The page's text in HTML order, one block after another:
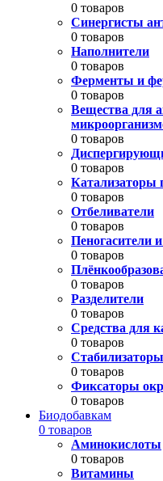
0 товаров
Синергисты
0 товаров
Наполнители
0 товаров
Ферменты и
0 товаров
Вещества для
0 товаров
0 товаров
Катализаторы
0 товаров
Отбеливатели
0 товаров
Пеногасители
0 товаров
0 товаров
Разделители
0 товаров
Средства для
0 товаров
0 товаров
Фиксаторы
0 товаров
Биодобавкам
0 товаров
Аминокислоты
0 товаров
Витамины